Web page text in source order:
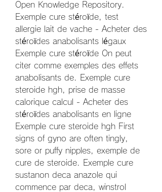
Open Knowledge Repository.
Exemple cure stéroïde, test
allergie lait de vache - Acheter des
stéroïdes anabolisants légaux
Exemple cure stéroïde On peut
citer comme exemples des effets
anabolisants de. Exemple cure
steroide hgh, prise de masse
calorique calcul - Acheter des
stéroïdes anabolisants en ligne
Exemple cure steroide hgh First
signs of gyno are often tingly,
sore or puffy nipples, exemple de
cure de steroide. Exemple cure
sustanon deca anazole qui
commence par deca, winstrol